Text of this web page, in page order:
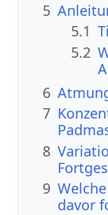
5
5.1
5.2
6
7
8
9
davor